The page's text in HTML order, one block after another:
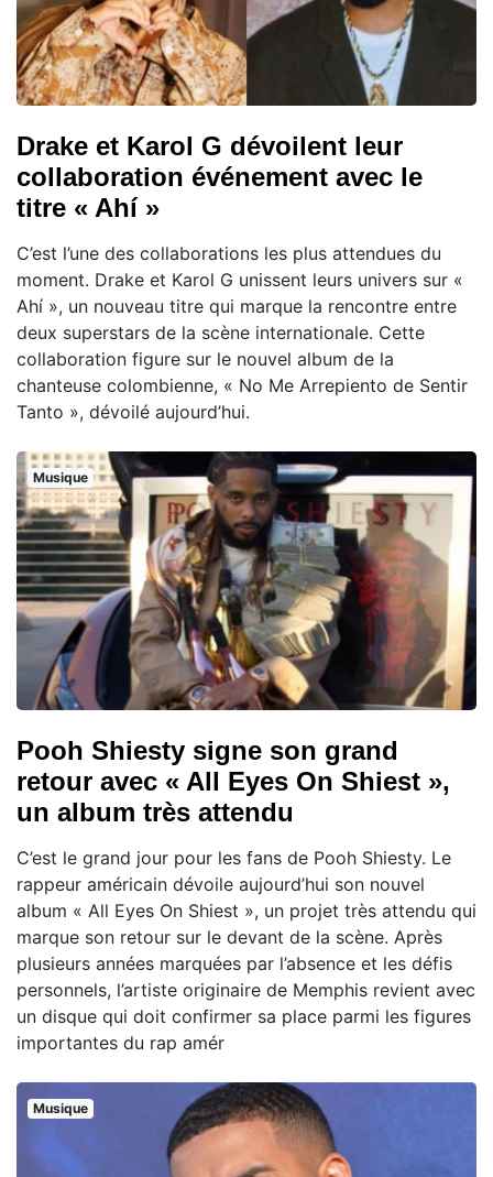
Drake et Karol G dévoilent leur
collaboration événement avec le
titre « Ahí »
C’est l’une des collaborations les plus attendues du
moment. Drake et Karol G unissent leurs univers sur «
Ahí », un nouveau titre qui marque la rencontre entre
deux superstars de la scène internationale. Cette
collaboration figure sur le nouvel album de la
chanteuse colombienne, « No Me Arrepiento de Sentir
Tanto », dévoilé aujourd’hui.
Musique
Pooh Shiesty signe son grand
retour avec « All Eyes On Shiest »,
un album très attendu
C’est le grand jour pour les fans de Pooh Shiesty. Le
rappeur américain dévoile aujourd’hui son nouvel
album « All Eyes On Shiest », un projet très attendu qui
marque son retour sur le devant de la scène. Après
plusieurs années marquées par l’absence et les défis
personnels, l’artiste originaire de Memphis revient avec
un disque qui doit confirmer sa place parmi les figures
importantes du rap amér
Musique